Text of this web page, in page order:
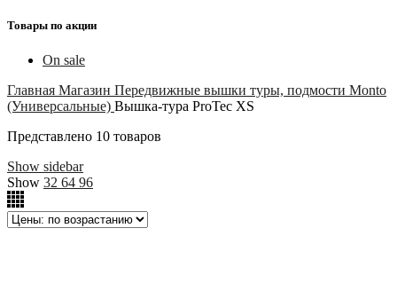
Товары по акции
On sale
Главная Магазин Передвижные вышки туры, подмости Monto
(Универсальные) Вышка-тура ProTec XS
Представлено 10 товаров
Show sidebar
Show 32 64 96